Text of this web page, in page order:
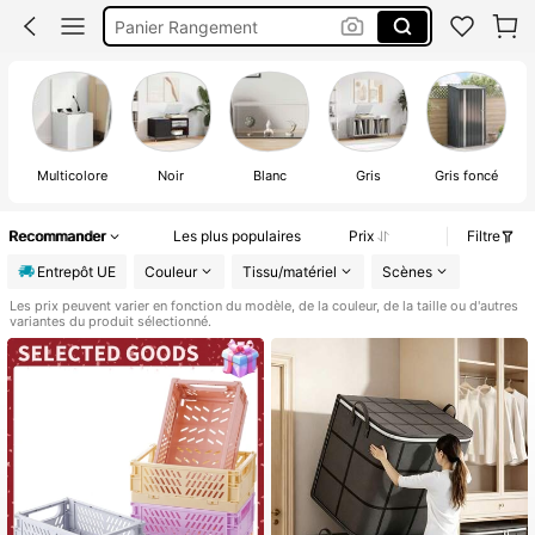
Boîte à Mouchoirs
Caisse De Rangement
Multicolore Noir Blanc Gris Gris foncé
Recommander Les plus populaires Prix
Filtre
Entrepôt UE
Couleur Tissu/matériel Scènes
Les prix peuvent varier en fonction du modèle, de la couleur, de la taille ou d'autres
variantes du produit sélectionné.